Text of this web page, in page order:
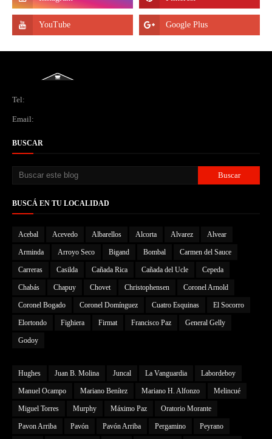
Tel:
Email:
BUSCAR
BUSCÁ EN TU LOCALIDAD
Acebal Acevedo Albarellos Alcorta Alvarez Alvear
Arminda Arroyo Seco Bigand Bombal Carmen del Sauce
Carreras Casilda Cañada Rica Cañada del Ucle Cepeda
Chabás Chapuy Chovet Christophensen Coronel Arnold
Coronel Bogado Coronel Domínguez Cuatro Esquinas El Socorro
Elortondo Fighiera Firmat Francisco Paz General Gelly
Godoy
Hughes Juan B. Molina Juncal La Vanguardia Labordeboy
Manuel Ocampo Mariano Benítez Mariano H. Alfonzo Melincué
Miguel Torres Murphy Máximo Paz Oratorio Morante
Pavon Arriba Pavón Pavón Arriba Pergamino Peyrano